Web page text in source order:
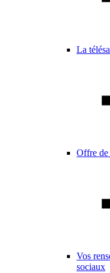
La
Offre de
Vos
sociaux